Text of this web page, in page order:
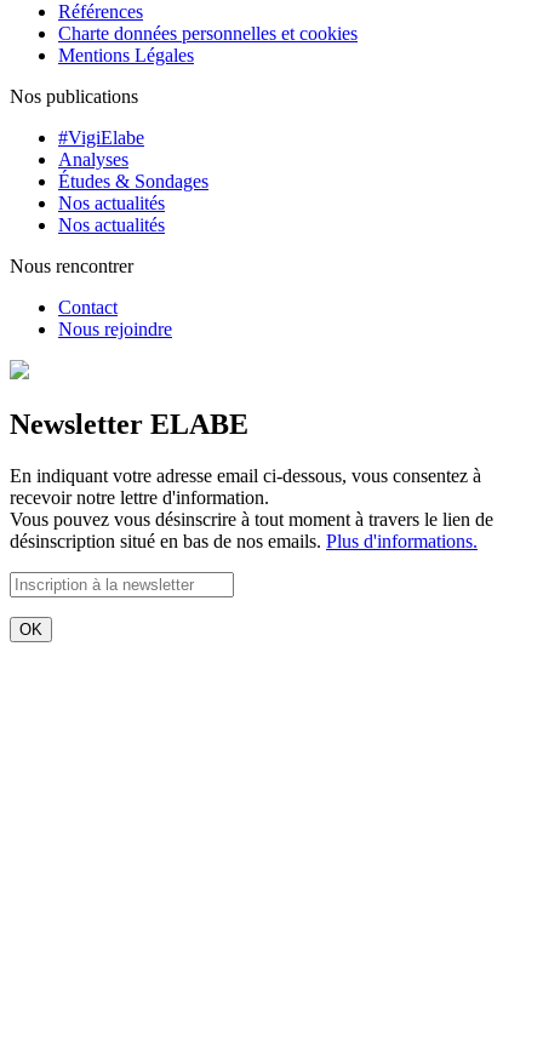
Références
Charte données personnelles et cookies
Mentions Légales
Nos publications
#VigiElabe
Analyses
Études & Sondages
Nos actualités
Nos actualités
Nous rencontrer
Contact
Nous rejoindre
Newsletter ELABE
En indiquant votre adresse email ci-dessous, vous consentez à
recevoir notre lettre d'information.
Vous pouvez vous désinscrire à tout moment à travers le lien de
désinscription situé en bas de nos emails. Plus d'informations.